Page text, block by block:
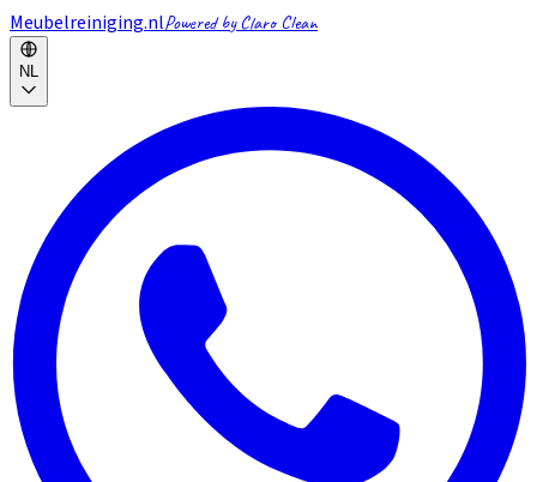
Meubelreiniging.nlPowered by Claro Clean
NL